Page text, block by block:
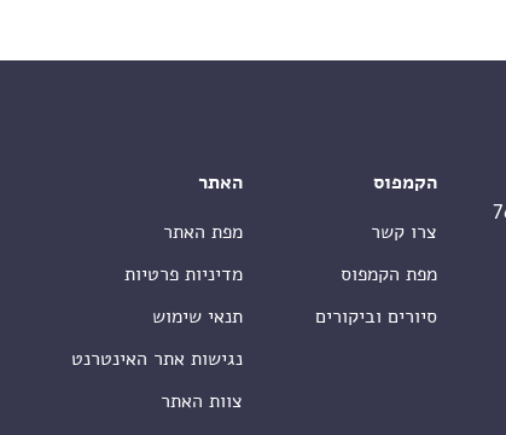
הקמפוס
צרו קשר
מפת הקמפוס
סיורים וביקורים
האתר
מפת האתר
מדיניות פרטיות
תנאי שימוש
נגישות אתר האינטרנט
צוות האתר